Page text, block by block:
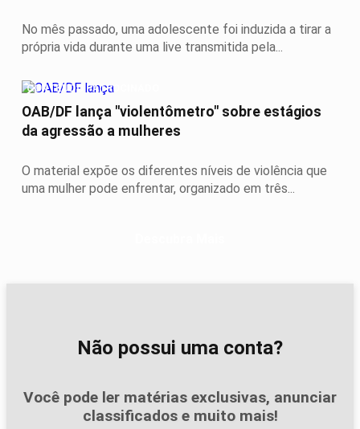
No mês passado, uma adolescente foi induzida a tirar a
própria vida durante uma live transmitida pela...
CONTEÚDO PATROCINADO
OAB/DF lança "violentômetro" sobre estágios
da agressão a mulheres
O material expõe os diferentes níveis de violência que
uma mulher pode enfrentar, organizado em três...
Não possui uma conta?
Você pode ler matérias exclusivas, anunciar
classificados e muito mais!